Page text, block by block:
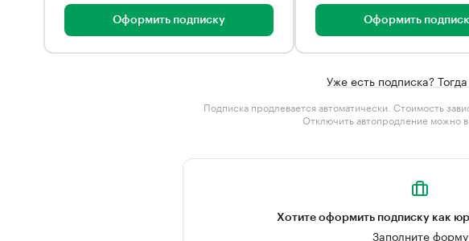
Оформить подписку Оформить
Уже есть подписка?
Подписка продлевается автоматически. Стоимость
Отключить автопродление можно
Хотите оформить подписку как
Заполните форму